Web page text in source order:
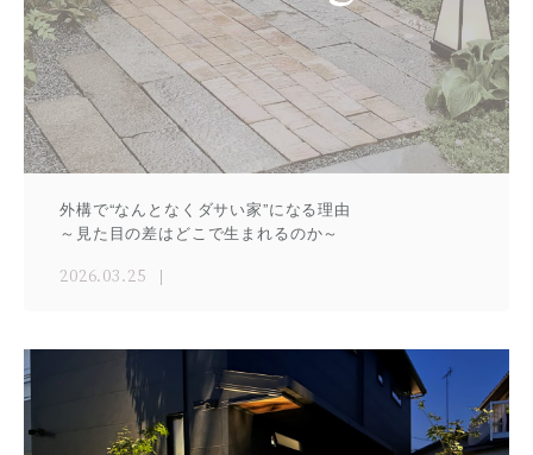
外構で“なんとなくダサい家”になる理由
～見た目の差はどこで生まれるのか～
2026.03.25